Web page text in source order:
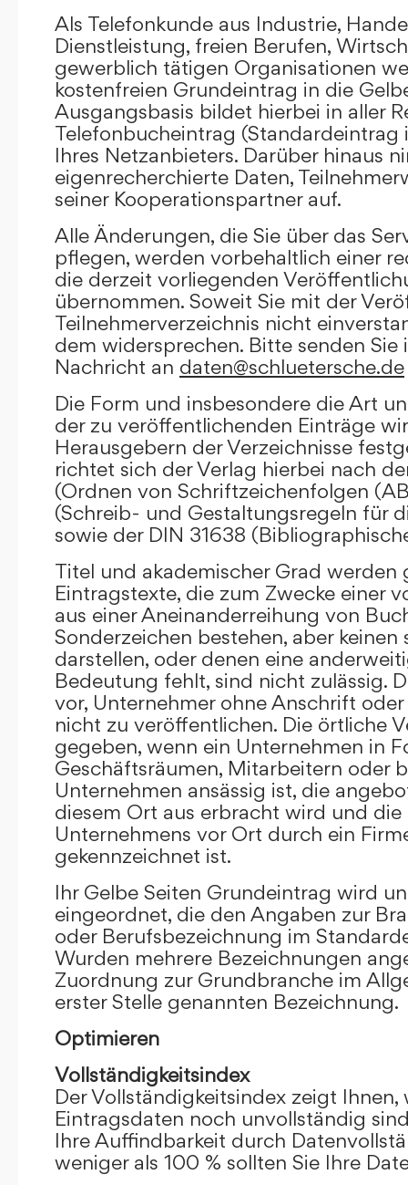
Als Telefonkunde aus Industrie,
Dienstleistung, freien Berufen,
gewerblich tätigen Organisationen
kostenfreien Grundeintrag in die
Ausgangsbasis bildet hierbei in aller
Telefonbucheintrag (Standardeintrag
Ihres Netzanbieters. Darüber hinaus
eigenrecherchierte Daten,
seiner Kooperationspartner auf.
Alle Änderungen, die Sie über das
pflegen, werden vorbehaltlich einer
die derzeit vorliegenden
übernommen. Soweit Sie mit der
Teilnehmerverzeichnis nicht
dem widersprechen. Bitte senden Sie
Nachricht an daten@schluetersche.de
Die Form und insbesondere die Art
der zu veröffentlichenden Einträge
Herausgebern der Verzeichnisse
richtet sich der Verlag hierbei nach
(Ordnen von Schriftzeichenfolgen
(Schreib- und Gestaltungsregeln für
sowie der DIN 31638
Titel und akademischer Grad werden
Eintragstexte, die zum Zwecke einer
aus einer Aneinanderreihung von
Sonderzeichen bestehen, aber keinen
darstellen, oder denen eine
Bedeutung fehlt, sind nicht zulässig.
vor, Unternehmer ohne Anschrift
nicht zu veröffentlichen. Die örtliche
gegeben, wenn ein Unternehmen in
Geschäftsräumen, Mitarbeitern oder
Unternehmen ansässig ist, die
diesem Ort aus erbracht wird und die
Unternehmens vor Ort durch ein
gekennzeichnet ist.
Ihr Gelbe Seiten Grundeintrag wird
eingeordnet, die den Angaben zur
oder Berufsbezeichnung im
Wurden mehrere Bezeichnungen
Zuordnung zur Grundbranche im
erster Stelle genannten Bezeichnung.
Optimieren
Vollständigkeitsindex
Der Vollständigkeitsindex zeigt
Eintragsdaten noch unvollständig
Ihre Auffindbarkeit durch
weniger als 100 % sollten Sie Ihre